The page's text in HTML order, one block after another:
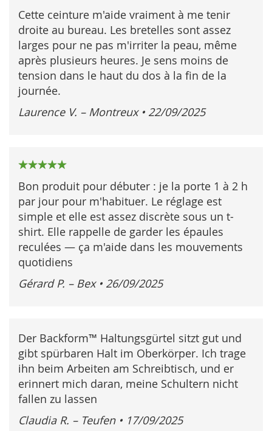
100%
Cette ceinture m'aide vraiment à me tenir
droite au bureau. Les bretelles sont assez
larges pour ne pas m'irriter la peau, même
après plusieurs heures. Je sens moins de
tension dans le haut du dos à la fin de la
journée.
Laurence V. – Montreux • 22/09/2025
100%
Bon produit pour débuter : je la porte 1 à 2 h
par jour pour m'habituer. Le réglage est
simple et elle est assez discrète sous un t-
shirt. Elle rappelle de garder les épaules
reculées — ça m'aide dans les mouvements
quotidiens
Gérard P. – Bex • 26/09/2025
Der Backform™ Haltungsgürtel sitzt gut und
gibt spürbaren Halt im Oberkörper. Ich trage
ihn beim Arbeiten am Schreibtisch, und er
erinnert mich daran, meine Schultern nicht
fallen zu lassen
Claudia R. – Teufen • 17/09/2025